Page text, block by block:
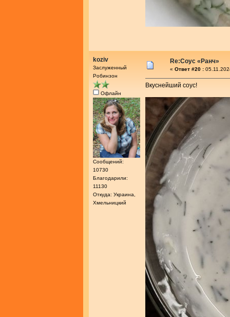
koziv
Заслуженный
Робинзон
Офлайн
Сообщений:
10730
Благодарили:
11130
Откуда: Украина,
Хмельницкий
Re:Соус «Ранч»
« Ответ #20 :
Вкуснейший соус!